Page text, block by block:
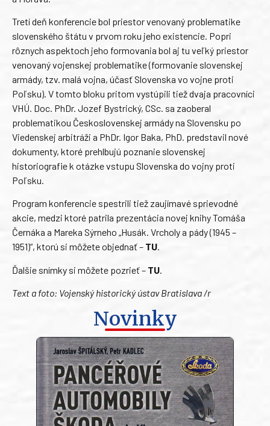
Tretí deň konferencie bol priestor venovaný problematike
slovenského štátu v prvom roku jeho existencie. Popri
rôznych aspektoch jeho formovania bol aj tu veľký priestor
venovaný vojenskej problematike (formovanie slovenskej
armády, tzv. malá vojna, účasť Slovenska vo vojne proti
Poľsku). V tomto bloku pritom vystúpili tiež dvaja pracovníci
VHÚ. Doc. PhDr. Jozef Bystrický, CSc. sa zaoberal
problematikou Československej armády na Slovensku po
Viedenskej arbitráži a PhDr. Igor Baka, PhD. predstavil nové
dokumenty, ktoré prehlbujú poznanie slovenskej
historiografie k otázke vstupu Slovenska do vojny proti
Poľsku.
Program konferencie spestrili tiež zaujímavé sprievodné
akcie, medzi ktoré patrila prezentácia novej knihy Tomáša
Černáka a Mareka Sýrneho „Husák. Vrcholy a pády (1945 –
1951)“, ktorú si môžete objednať – TU.
Ďalšie snímky si môžete pozrieť – TU.
Text a foto: Vojenský historický ústav Bratislava /r
Novinky